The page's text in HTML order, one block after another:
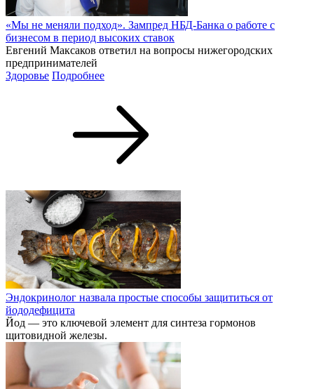
«Мы не меняли подход». Зампред НБД-Банка о работе с
бизнесом в период высоких ставок
Евгений Максаков ответил на вопросы нижегородских
предпринимателей
Здоровье Подробнее
Эндокринолог назвала простые способы защититься от
йододефицита
Йод — это ключевой элемент для синтеза гормонов
щитовидной железы.